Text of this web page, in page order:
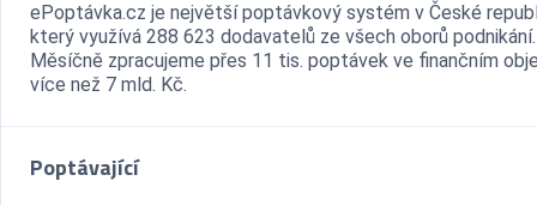
ePoptávka.cz je největší poptávkový systém v České
který využívá 288 623 dodavatelů ze všech oborů podnikání.
Měsíčně zpracujeme přes 11 tis. poptávek ve finančním
více než 7 mld. Kč.
Poptávající